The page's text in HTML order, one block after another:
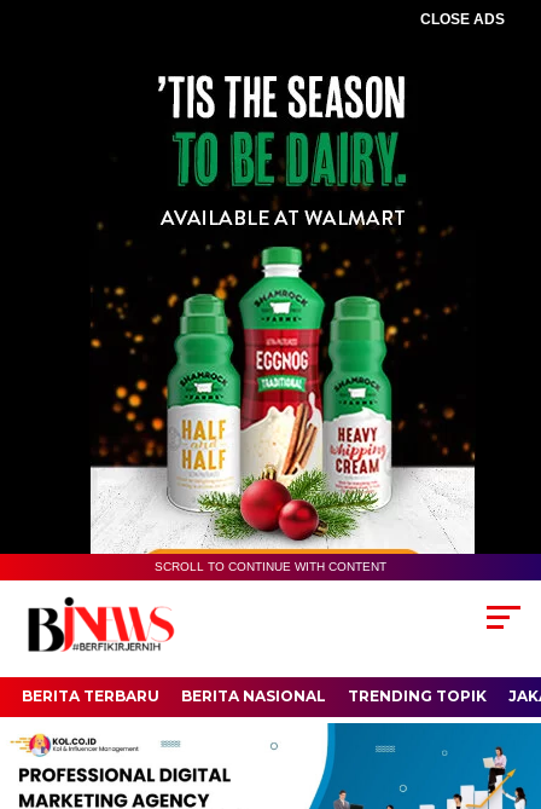
CLOSE ADS
SCROLL TO CONTINUE WITH CONTENT
BERITA TERBARU BERITA NASIONAL TRENDING TOPIK